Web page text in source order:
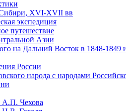
Сибири, XVI-XVII вв
экспедиция
путешествие
Азии
на Дальний Восток в 1848-1849
России
народа с народами
А.П. Чехова